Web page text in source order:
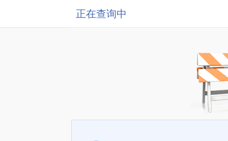
正在查询中